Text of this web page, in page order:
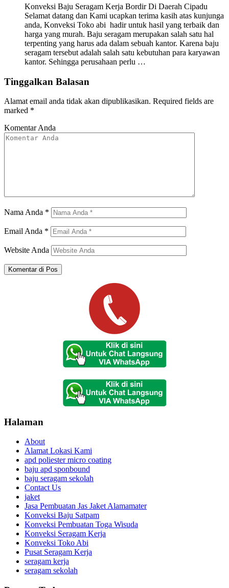
Konveksi Baju Seragam Kerja Bordir Di Daerah Cipadu
Selamat datang dan Kami ucapkan terima kasih atas kunjunga
anda, Konveksi Toko abi hadir untuk hasil yang terbaik dan
harga yang murah. Baju seragam merupakan salah satu hal
terpenting yang harus ada dalam sebuah kantor. Karena baju
seragam tersebut adalah salah satu kebutuhan para karyawan
kantor. Sehingga perusahaan perlu …
Tinggalkan Balasan
Alamat email anda tidak akan dipublikasikan. Required fields are
marked *
Komentar Anda
Nama Anda *
Email Anda *
Website Anda
Halaman
About
Alamat Lokasi Kami
apd poliester micro coating
baju apd sponbound
baju seragam sekolah
Contact Us
jaket
Jasa Pembuatan Jas Jaket Alamamater
Konveksi Baju Satpam
Konveksi Pembuatan Toga Wisuda
Konveksi Seragam Kerja
Konveksi Toko Abi
Pusat Seragam Kerja
seragam kerja
seragam sekolah